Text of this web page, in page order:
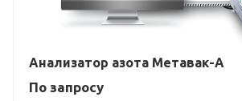
Анализатор азота Метавак-A
По запросу